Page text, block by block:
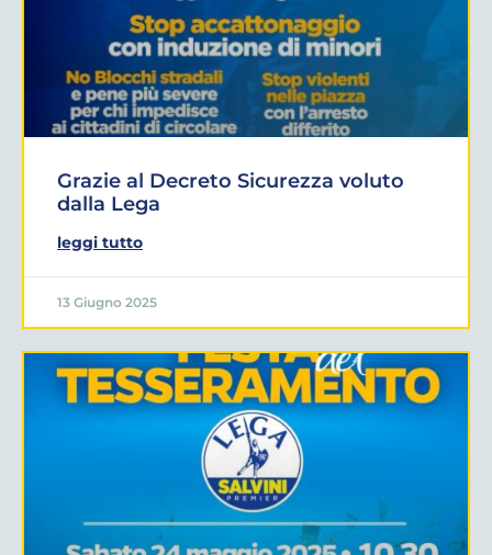
Grazie al Decreto Sicurezza voluto
dalla Lega
leggi tutto
13 Giugno 2025